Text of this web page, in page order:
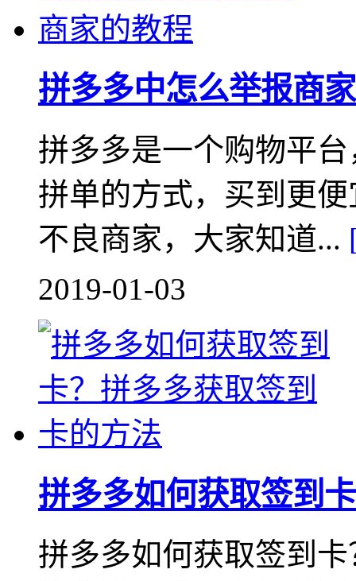
拼多多中怎么举报商
拼多多是一个购物平
拼单的方式，买到更
不良商家，大家知道...
2019-01-03
拼多多如何获取签到
拼多多如何获取签到